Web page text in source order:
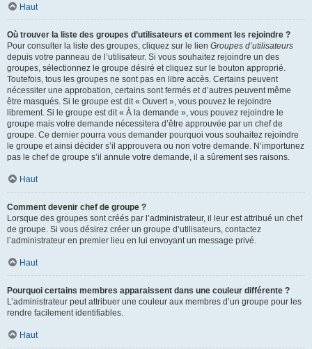
Haut
Où trouver la liste des groupes d’utilisateurs et comment les rejoindre ?
Pour consulter la liste des groupes, cliquez sur le lien Groupes d’utilisateurs
depuis votre panneau de l’utilisateur. Si vous souhaitez rejoindre un des
groupes, sélectionnez le groupe désiré et cliquez sur le bouton approprié.
Toutefois, tous les groupes ne sont pas en libre accès. Certains peuvent
nécessiter une approbation, certains sont fermés et d’autres peuvent même
être masqués. Si le groupe est dit « Ouvert », vous pouvez le rejoindre
librement. Si le groupe est dit « À la demande », vous pouvez rejoindre le
groupe mais votre demande nécessitera d’être approuvée par un chef de
groupe. Ce dernier pourra vous demander pourquoi vous souhaitez rejoindre
le groupe et ainsi décider s’il approuvera ou non votre demande. N’importunez
pas le chef de groupe s’il annule votre demande, il a sûrement ses raisons.
Haut
Comment devenir chef de groupe ?
Lorsque des groupes sont créés par l’administrateur, il leur est attribué un chef
de groupe. Si vous désirez créer un groupe d’utilisateurs, contactez
l’administrateur en premier lieu en lui envoyant un message privé.
Haut
Pourquoi certains membres apparaissent dans une couleur différente ?
L’administrateur peut attribuer une couleur aux membres d’un groupe pour les
rendre facilement identifiables.
Haut